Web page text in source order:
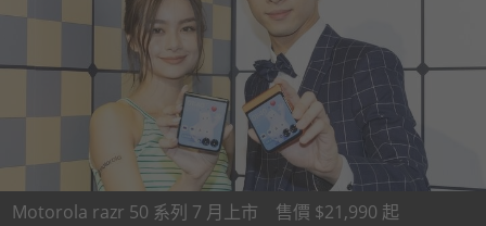
Motorola razr 50 系列 7 月上市 售價 $21,990 起